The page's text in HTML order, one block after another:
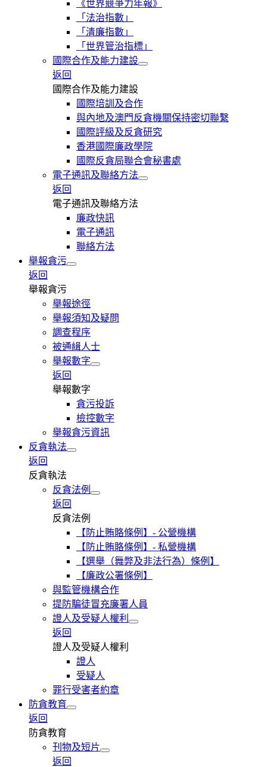
《世界競爭力年報》
「法治指數」
「清廉指數」
「世界管治指標」
國際合作及能力建設
返回
國際合作及能力建設
國際培訓及合作
與內地及澳門反貪機關保持密切聯繫
國際評級及反貪研究
香港國際廉政學院
國際反貪局聯合會秘書處
電子通訊及聯絡方法
返回
電子通訊及聯絡方法
廉政快訊
電子通訊
聯絡方法
舉報貪污
返回
舉報貪污
舉報途徑
舉報須知及疑問
調查程序
被通緝人士
舉報數字
返回
舉報數字
貪污投訴
檢控數字
舉報貪污資訊
反貪執法
返回
反貪執法
反貪法例
返回
反貪法例
【防止賄賂條例】- 公營機構
【防止賄賂條例】- 私營機構
【選舉（舞弊及非法行為）條例】
【廉政公署條例】
與監管機構合作
提防騙徒冒充廉署人員
證人及受疑人權利
返回
證人及受疑人權利
證人
受疑人
罪行受害者約章
防貪教育
返回
防貪教育
刊物及短片
返回